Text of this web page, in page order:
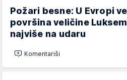
Požari besne: U Evropi
površina veličine
najviše na udaru
Komentariši